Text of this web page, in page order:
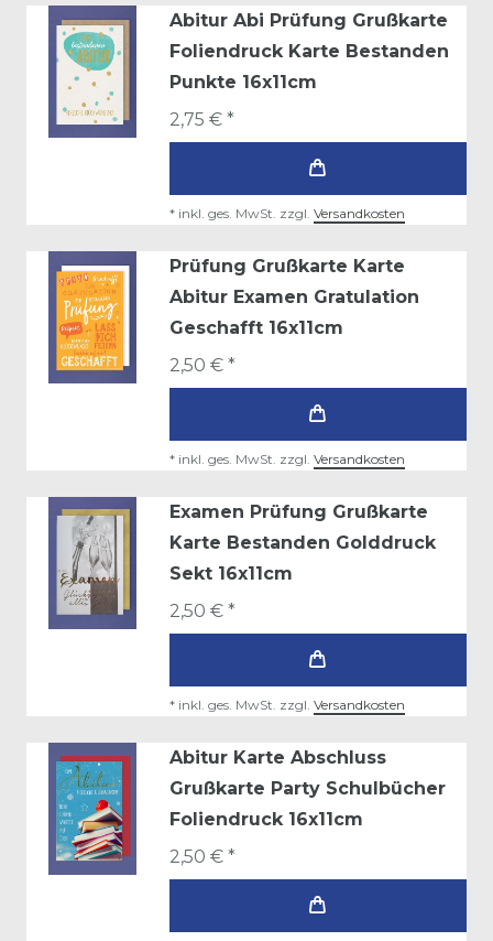
Abitur Abi Prüfung Grußkarte
Foliendruck Karte Bestanden
Punkte 16x11cm
2,75 € *
* inkl. ges. MwSt. zzgl. Versandkosten
Prüfung Grußkarte Karte
Abitur Examen Gratulation
Geschafft 16x11cm
2,50 € *
* inkl. ges. MwSt. zzgl. Versandkosten
Examen Prüfung Grußkarte
Karte Bestanden Golddruck
Sekt 16x11cm
2,50 € *
* inkl. ges. MwSt. zzgl. Versandkosten
Abitur Karte Abschluss
Grußkarte Party Schulbücher
Foliendruck 16x11cm
2,50 € *